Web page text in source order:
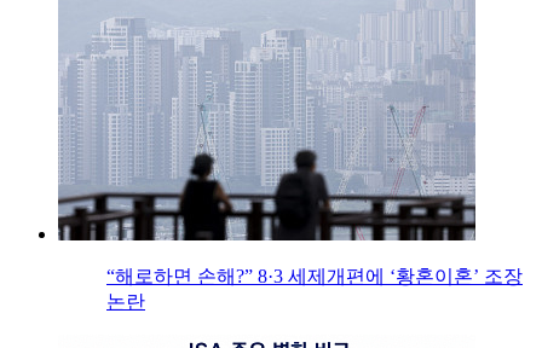
“해로하면 손해?” 8·3 세제개편에 ‘황혼이혼’ 조장
논란